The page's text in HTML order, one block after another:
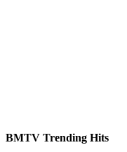
BMTV Trending Hits